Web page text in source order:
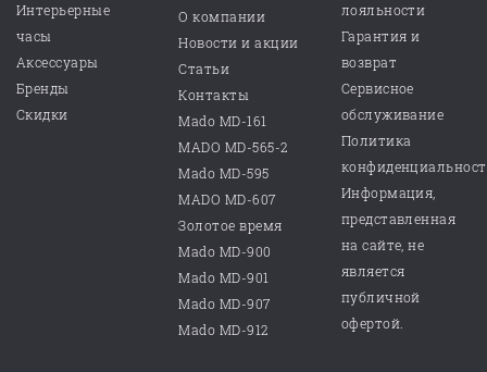
Интерьерные
часы
Аксессуары
Бренды
Скидки
О компании
Новости и акции
Статьи
Контакты
Mado MD-161
MADO MD-565-2
Mado MD-595
MADO MD-607
Золотое время
Mado MD-900
Mado MD-901
Mado MD-907
Mado MD-912
лояльности
Гарантия и
возврат
Сервисное
обслуживание
Политика
Информация,
представленная
на сайте, не
является
публичной
офертой.